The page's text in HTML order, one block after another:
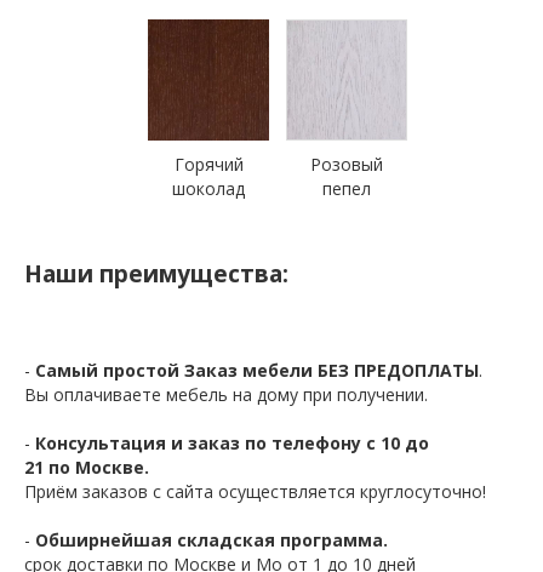
Горячий
шоколад
Розовый
пепел
Наши преимущества:
- Самый простой Заказ мебели БЕЗ ПРЕДОПЛАТЫ.
Вы оплачиваете мебель на дому при получении.
- Консультация и заказ по телефону с 10 до
21 по Москве.
Приём заказов с сайта осуществляется круглосуточно!
- Обширнейшая складская программа.
срок доставки по Москве и Мо от 1 до 10 дней